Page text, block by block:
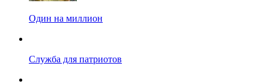
Один на миллион
Служба для патриотов